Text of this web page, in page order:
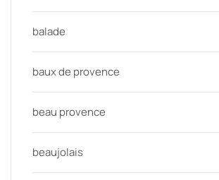
balade
baux de provence
beau provence
beaujolais